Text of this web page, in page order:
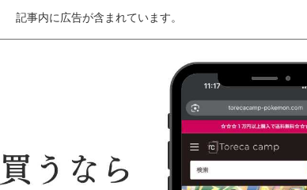
記事内に広告が含まれています。